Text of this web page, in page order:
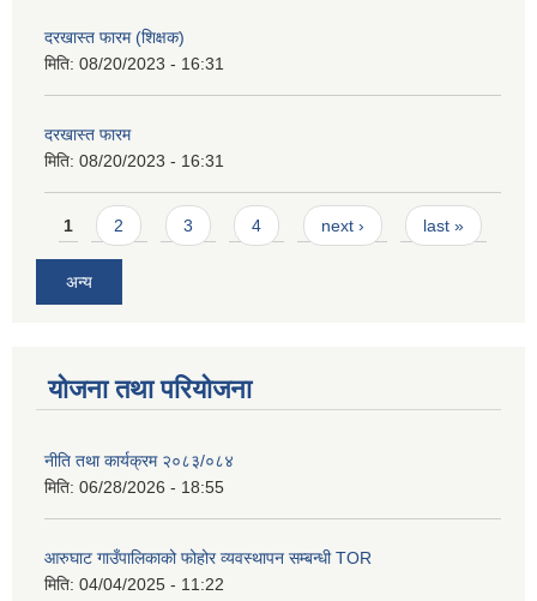
दरखास्त फारम (शिक्षक)
मिति: 08/20/2023 - 16:31
दरखास्त फारम
मिति: 08/20/2023 - 16:31
Pages
1 2 3 4 next › last »
अन्य
योजना तथा परियोजना
नीति तथा कार्यक्रम २०८३/०८४
मिति: 06/28/2026 - 18:55
आरुघाट गाउँपालिकाको फोहोर व्यवस्थापन सम्बन्धी TOR
मिति: 04/04/2025 - 11:22